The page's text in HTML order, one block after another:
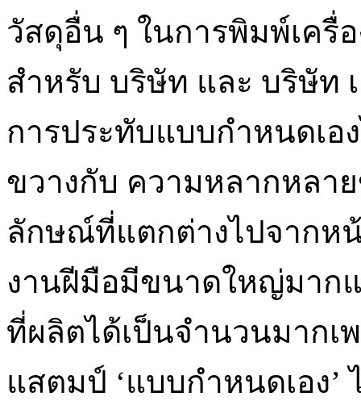
วัสดุอื่น ๆ ในการพิมพ์เครื่
สำหรับ บริษัท และ บริษัท
การประทับแบบกำหนดเอ
ขวางกับ ความหลากหลา
ลักษณ์ที่แตกต่างไปจากห
งานฝีมือมีขนาดใหญ่มาก
ที่ผลิตได้เป็นจำนวนมากเ
แสตมป์ ‘แบบกำหนดเอง